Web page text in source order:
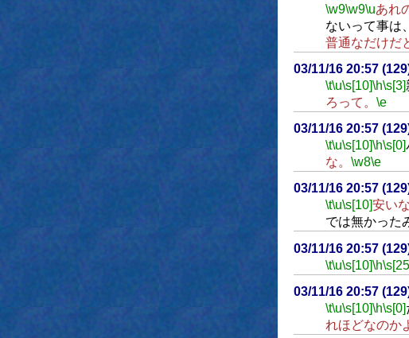
\w9\w9\uあれ
ないって事は
普通なだけだ
03/11/16 20:57
\t\u\s[10]\h\s[3]
ろって。 \e
03/11/16 20:57
\t\u\s[10]\h\s[0]
な。 \w8\e
03/11/16 20:57
\t\u\s[10]安い
では無かった
03/11/16 20:57
\t\u\s[10]\h
03/11/16 20:57
\t\u\s[10]\h\s[0]
れほどなの